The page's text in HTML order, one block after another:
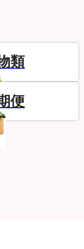
類
便